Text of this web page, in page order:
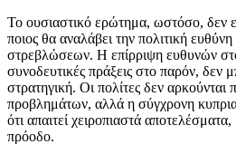
Το ουσιαστικό ερώτημα, ωστόσο, δεν
ποιος θα αναλάβει την πολιτική
στρεβλώσεων. Η επίρριψη ευθυνών
συνοδευτικές πράξεις στο παρόν, δεν
στρατηγική. Οι πολίτες δεν
προβλημάτων, αλλά η σύγχρονη
ότι απαιτεί χειροπιαστά
πρόοδο.